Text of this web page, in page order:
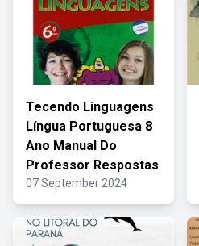
Tecendo Linguagens
Língua Portuguesa 8
Ano Manual Do
Professor Respostas
07 September 2024